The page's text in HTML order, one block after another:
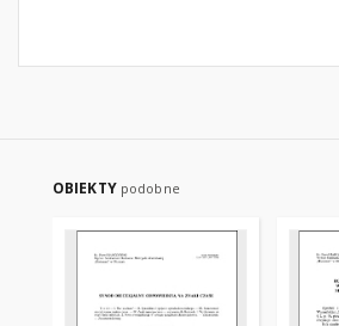
OBIEKTY podobne